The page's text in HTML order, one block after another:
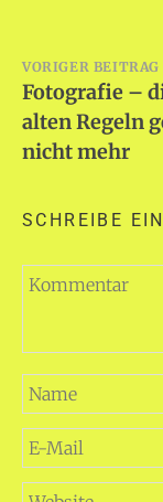
VORIGER BEITRAG
Fotografie –
alten Regeln
nicht mehr
SCHREIBE